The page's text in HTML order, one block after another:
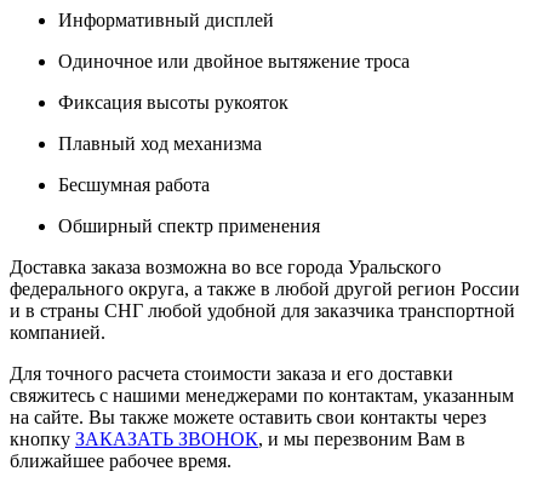
Информативный дисплей
Одиночное или двойное вытяжение троса
Фиксация высоты рукояток
Плавный ход механизма
Бесшумная работа
Обширный спектр применения
Доставка заказа возможна во все города Уральского
федерального округа, а также в любой другой регион России
и в страны СНГ любой удобной для заказчика транспортной
компанией.
Для точного расчета стоимости заказа и его доставки
свяжитесь с нашими менеджерами по контактам, указанным
на сайте. Вы также можете оставить свои контакты через
кнопку ЗАКАЗАТЬ ЗВОНОК, и мы перезвоним Вам в
ближайшее рабочее время.